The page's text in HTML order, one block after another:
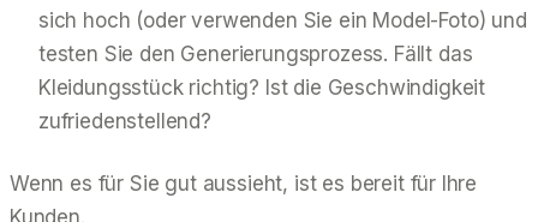
sich hoch (oder verwenden Sie ein Model-Foto) und
testen Sie den Generierungsprozess. Fällt das
Kleidungsstück richtig? Ist die Geschwindigkeit
zufriedenstellend?
Wenn es für Sie gut aussieht, ist es bereit für Ihre
Kunden.